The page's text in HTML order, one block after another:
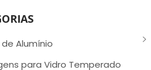
Alumínio
para Vidro Temperado